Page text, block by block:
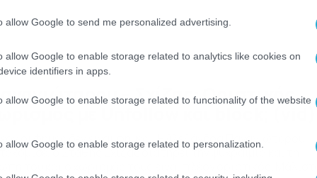
allow Google to send me personalized advertising.
allow Google to enable storage related to analytics like cookies on
identifiers in apps.
allow Google to enable storage related to functionality of the website
allow Google to enable storage related to personalization.
05/2023 11:55
– Σχίζας: Οριστικός
με Unfollow και block; (vid)
οι φήμες δεν είναι φήμες… Η Αλεξάνδρα Παναγιώταρου
ο Στάθης Σχίζας διατηρεί την ψυχραιμία και τη